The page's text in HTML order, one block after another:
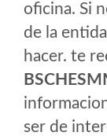
oficina. Si
de la
hacer. te
ser de